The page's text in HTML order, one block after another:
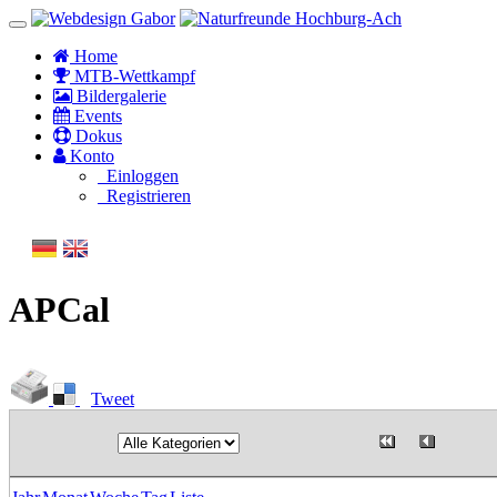
Home
MTB-Wettkampf
Bildergalerie
Events
Dokus
Konto
Einloggen
Registrieren
APCal
Tweet